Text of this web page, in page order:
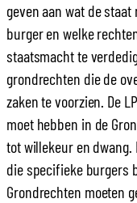
geven aan wat de
burger en welke
staatsmacht te
grondrechten die de
zaken te voorzien. De
moet hebben in de
tot willekeur en
die specifieke burgers
Grondrechten moeten